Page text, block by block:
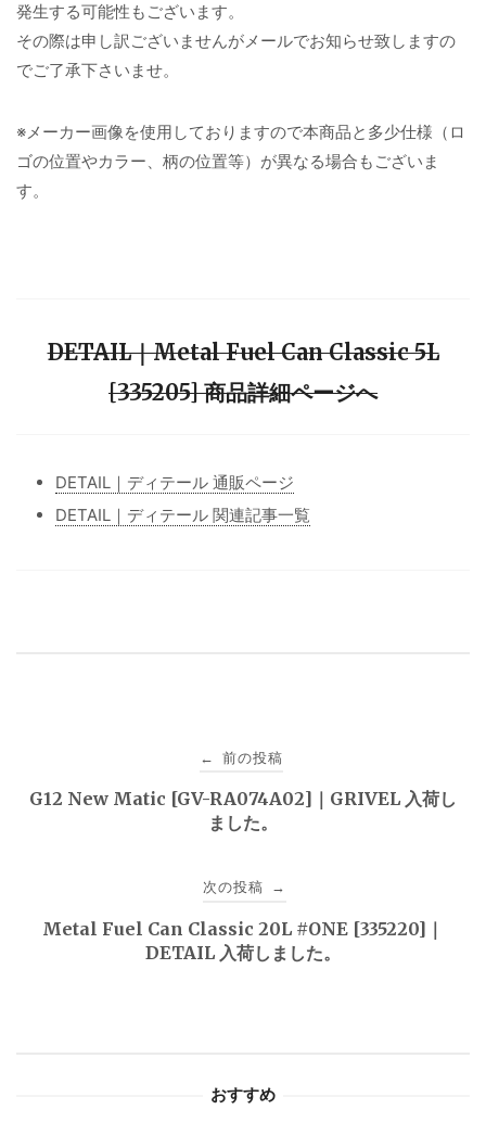
発生する可能性もございます。
その際は申し訳ございませんがメールでお知らせ致しますの
でご了承下さいませ。
※メーカー画像を使用しておりますので本商品と多少仕様（ロ
ゴの位置やカラー、柄の位置等）が異なる場合もございま
す。
DETAIL｜Metal Fuel Can Classic 5L
[335205] 商品詳細ページへ
DETAIL｜ディテール 通販ページ
DETAIL｜ディテール 関連記事一覧
稿
← 前の投稿
G12 New Matic [GV-RA074A02]｜GRIVEL 入荷し
ました。
次の投稿 →
Metal Fuel Can Classic 20L #ONE [335220]｜
DETAIL 入荷しました。
おすすめ